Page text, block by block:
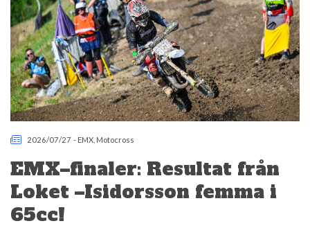
2026/07/27 - EMX Motocross
EMX–finaler: Resultat från
Loket –Isidorsson femma i
65cc!